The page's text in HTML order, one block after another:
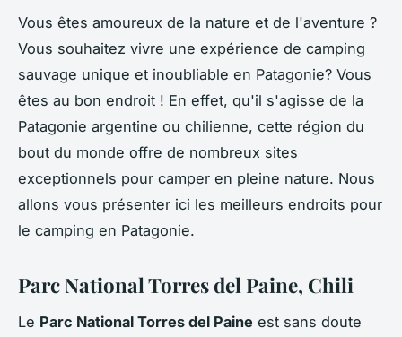
Vous êtes amoureux de la nature et de l'aventure ?
Vous souhaitez vivre une expérience de camping
sauvage unique et inoubliable en Patagonie? Vous
êtes au bon endroit ! En effet, qu'il s'agisse de la
Patagonie argentine ou chilienne, cette région du
bout du monde offre de nombreux sites
exceptionnels pour camper en pleine nature. Nous
allons vous présenter ici les meilleurs endroits pour
le camping en Patagonie.
Parc National Torres del Paine, Chili
Le Parc National Torres del Paine est sans doute